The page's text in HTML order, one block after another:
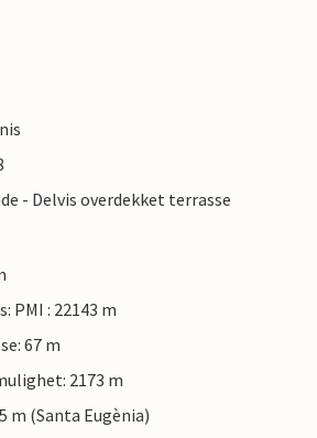
- Delvis overdekket terrasse
PMI : 22143 m
67 m
2173 m
m (Santa Eugènia)